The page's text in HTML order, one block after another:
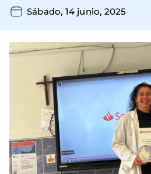
Sábado, 14 junio, 2025